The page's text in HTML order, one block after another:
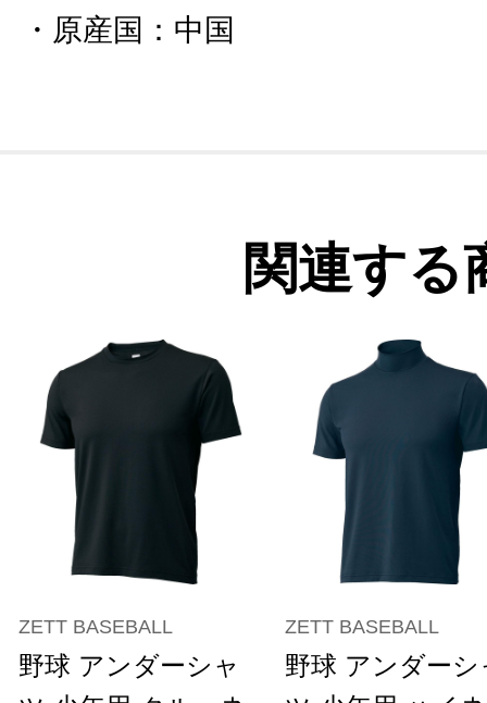
原産国 ： 中国
関連する
ZETT BASEBALL
野球 アンダーシャ
ZETT BASEBALL
野球 アンダーシ